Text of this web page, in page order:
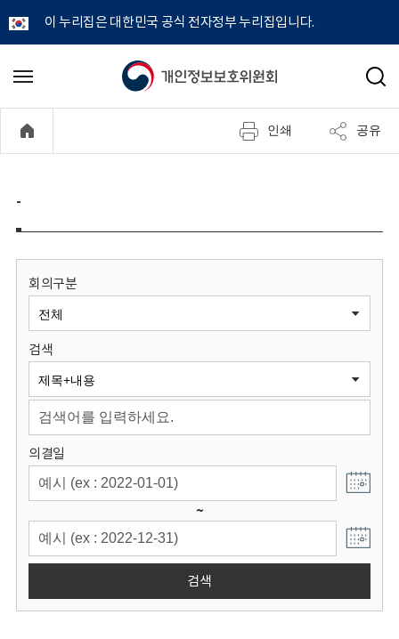
이 누리집은 대한민국 공식 전자정부 누리집입니다.
개
정
보
원
회
메
기
검
인쇄 공유
-
회의구분
검색
의결일
~
검색